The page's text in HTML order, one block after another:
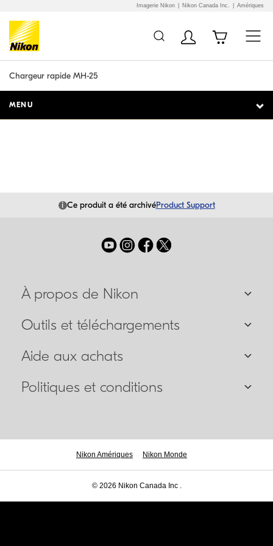
Skip to Main Content
Imagerie Nikon Nikon Canada Inc. Amériques
Chargeur rapide MH-25
MENU
i Ce produit a été archivéProduct Support
À propos de Nikon
Outils et téléchargements
Aide aux achats
Politiques et conditions
Nikon Amériques Nikon Monde
© 2026 Nikon Canada Inc .